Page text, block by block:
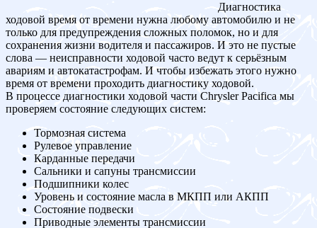
Диагностика
ходовой время от времени нужна любому автомобилю и не
только для предупреждения сложных поломок, но и для
сохранения жизни водителя и пассажиров. И это не пустые
слова — неисправности ходовой часто ведут к серьёзным
авариям и автокатастрофам. И чтобы избежать этого нужно
время от времени проходить диагностику ходовой.
В процессе диагностики ходовой части Chrysler Pacifica мы
проверяем состояние следующих систем:
Тормозная система
Рулевое управление
Карданные передачи
Сальники и сапуны трансмиссии
Подшипники колес
Уровень и состояние масла в МКПП или АКПП
Состояние подвески
Приводные элементы трансмиссии